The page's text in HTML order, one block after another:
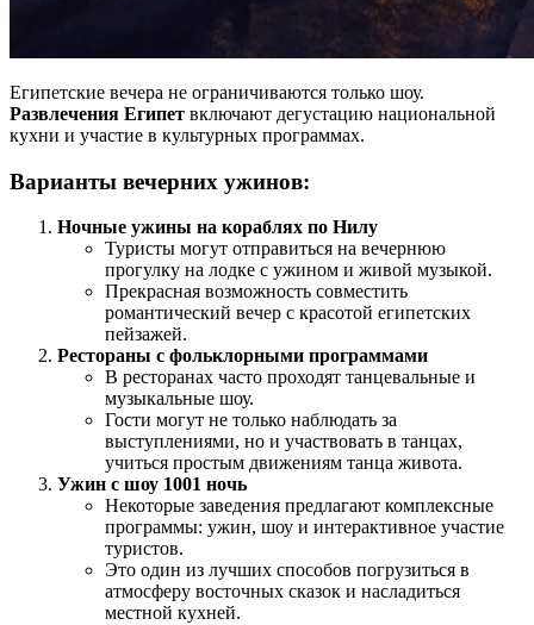
Египетские вечера не ограничиваются только шоу.
Развлечения Египет включают дегустацию национальной
кухни и участие в культурных программах.
Варианты вечерних ужинов:
Ночные ужины на кораблях по Нилу
Туристы могут отправиться на вечернюю
прогулку на лодке с ужином и живой музыкой.
Прекрасная возможность совместить
романтический вечер с красотой египетских
пейзажей.
Рестораны с фольклорными программами
В ресторанах часто проходят танцевальные и
музыкальные шоу.
Гости могут не только наблюдать за
выступлениями, но и участвовать в танцах,
учиться простым движениям танца живота.
Ужин с шоу 1001 ночь
Некоторые заведения предлагают комплексные
программы: ужин, шоу и интерактивное участие
туристов.
Это один из лучших способов погрузиться в
атмосферу восточных сказок и насладиться
местной кухней.